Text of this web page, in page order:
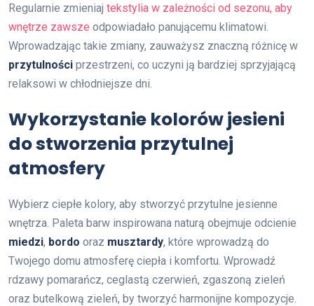
Regularnie zmieniaj tekstylia w zależności od sezonu, aby
wnętrze zawsze odpowiadało panującemu klimatowi.
Wprowadzając takie zmiany, zauważysz znaczną różnicę w
przytulności przestrzeni, co uczyni ją bardziej sprzyjającą
relaksowi w chłodniejsze dni.
Wykorzystanie kolorów jesieni
do stworzenia przytulnej
atmosfery
Wybierz ciepłe kolory, aby stworzyć przytulne jesienne
wnętrza. Paleta barw inspirowana naturą obejmuje odcienie
miedzi, bordo oraz musztardy, które wprowadzą do
Twojego domu atmosferę ciepła i komfortu. Wprowadź
rdzawy pomarańcz, ceglastą czerwień, zgaszoną zieleń
oraz butelkową zieleń, by tworzyć harmonijne kompozycje.